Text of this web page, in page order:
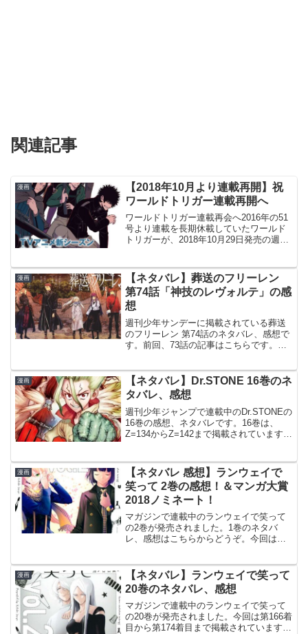
関連記事
漫画
【2018年10月より連載再開】祝
ワールドトリガー連載再開へ
ワールドトリガー連載再会へ2016年の51
号より連載を長期休載していたワールド
トリガーが、2018年10月29日発売の週刊
連載再開決定！ジャンプ+では連載再開を
記念し...
漫画
【ネタバレ】葬送のフリーレン
第74話「神技のレヴォルテ」の感
想
週刊少年サンデーに掲載されている葬送
のフリーレン 第74話のネタバレ、感想で
す。前回、73話の記事はこちらです。フ
ルテとの戦い今週は表紙＆巻頭カラーで
す。© 山田鐘人・...
漫画
【ネタバレ】Dr.STONE 16巻のネ
タバレ、感想
週刊少年ジャンプで連載中のDr.STONEの
16巻の感想、ネタバレです。16巻は、
Z=134からZ=142まで掲載されています。
Boichi Dr.STONE 16巻...
漫画
【ネタバレ 感想】ランウェイで
笑って 2巻の感想！＆マンガ大賞
2018ノミネート！
マガジンで連載中のランウェイで笑って
の2巻が発売されました。1巻のネタバ
レ、感想はこちらからどうぞ。今回は第6
「東京コレクション」で正規モデルの欠
員に、助っ人に現れ...
漫画
【ネタバレ】ランウェイで笑って
20巻のネタバレ、感想
マガジンで連載中のランウェイで笑って
の20巻が発売されました。今回は第166着
目から第174着目まで掲載されています。